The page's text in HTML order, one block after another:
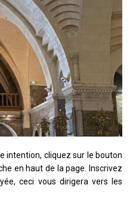
intention, cliquez sur le bouton
en haut de la page. Inscrivez
ceci vous dirigera vers les